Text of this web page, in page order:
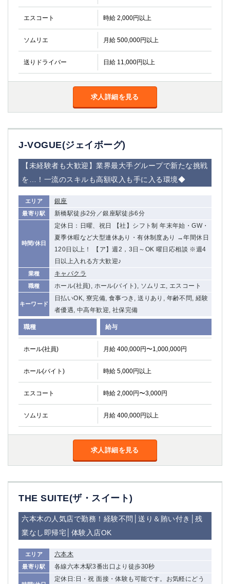
エスコート 時給 2,000円以上
ソムリエ 月給 500,000円以上
送りドライバー 日給 11,000円以上
求人詳細を見る
J-VOGUE(ジェイボーグ)
【未経験者も大歓迎】業界最大手グループで新たな挑戦
を…！一流のスキルも高額収入も手に入る環境◆
エリア 銀座
最寄り駅 新橋駅徒歩2分／銀座駅徒歩6分
時間/休日
定休日：日曜、祝日 【社】シフト制 年末年始・GW・
夏季休暇など大型連休あり・有休制度あり →年間休日
120日以上！ 【ア】週2，3日～OK 曜日応相談 ※週4
日以上入れる方大歓迎♪
業種 キャバクラ
職種 ホール(社員), ホール(バイト), ソムリエ, エスコート
キーワード
日払いOK, 寮完備, 食事つき, 送りあり, 年齢不問, 経験
者優遇, 中高年歓迎, 社保完備
職種 給与
ホール(社員) 月給 400,000円〜1,000,000円
ホール(バイト) 時給 5,000円以上
エスコート 時給 2,000円〜3,000円
ソムリエ 月給 400,000円以上
求人詳細を見る
THE SUITE(ザ・スイート)
六本木の人気店で勤務！経験不問│送り＆賄い付き│残
業なし即帰宅│体験入店OK
エリア 六本木
最寄り駅 各線六本木駅3番出口より徒歩30秒
定休日:日・祝 面接・体験も可能です。お気軽にどう